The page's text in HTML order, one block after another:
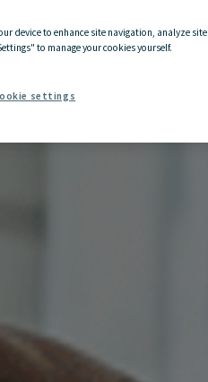
device to enhance site navigation, analyze site
to manage your cookies yourself.
settings